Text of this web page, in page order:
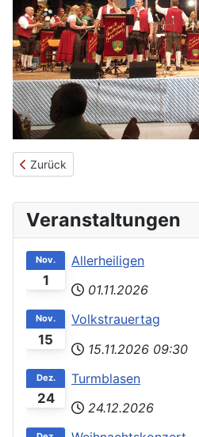
Vorheriger Beitrag: "Am Sonntag
Zurück
Veranstaltungen
1
Nov.
Allerheiligen
01.11.2026
15
Nov.
Volkstrauertag
15.11.2026 09:30
24
Dez.
Turmblasen
24.12.2026